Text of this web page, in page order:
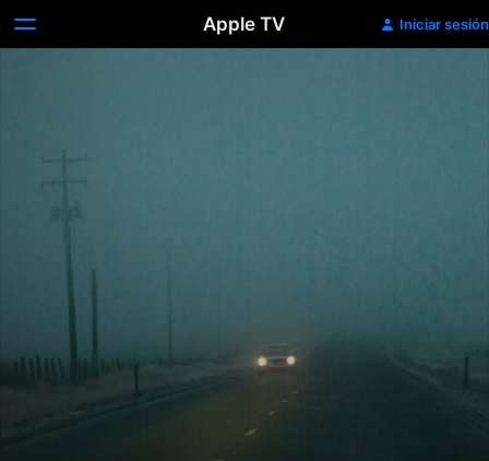
Apple TV Iniciar sesión